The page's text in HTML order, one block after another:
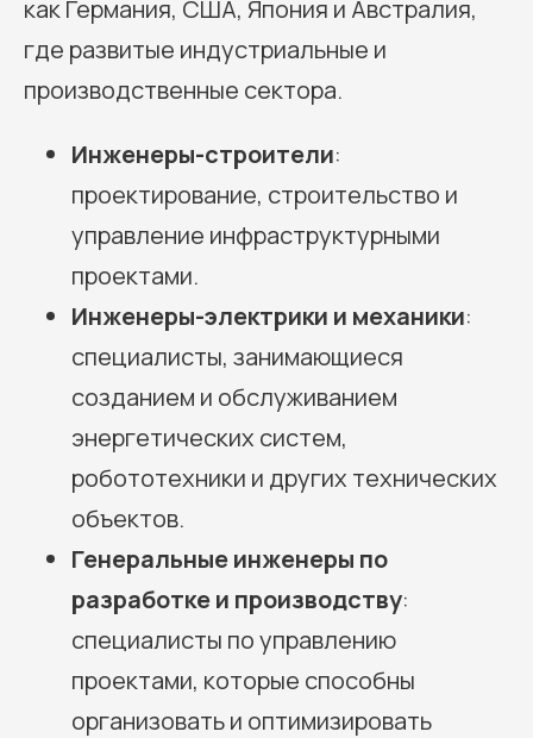
как Германия, США, Япония и Австралия,
где развитые индустриальные и
производственные сектора.
Инженеры-строители:
проектирование, строительство и
управление инфраструктурными
проектами.
Инженеры-электрики и механики:
специалисты, занимающиеся
созданием и обслуживанием
энергетических систем,
робототехники и других технических
объектов.
Генеральные инженеры по
разработке и производству:
специалисты по управлению
проектами, которые способны
организовать и оптимизировать